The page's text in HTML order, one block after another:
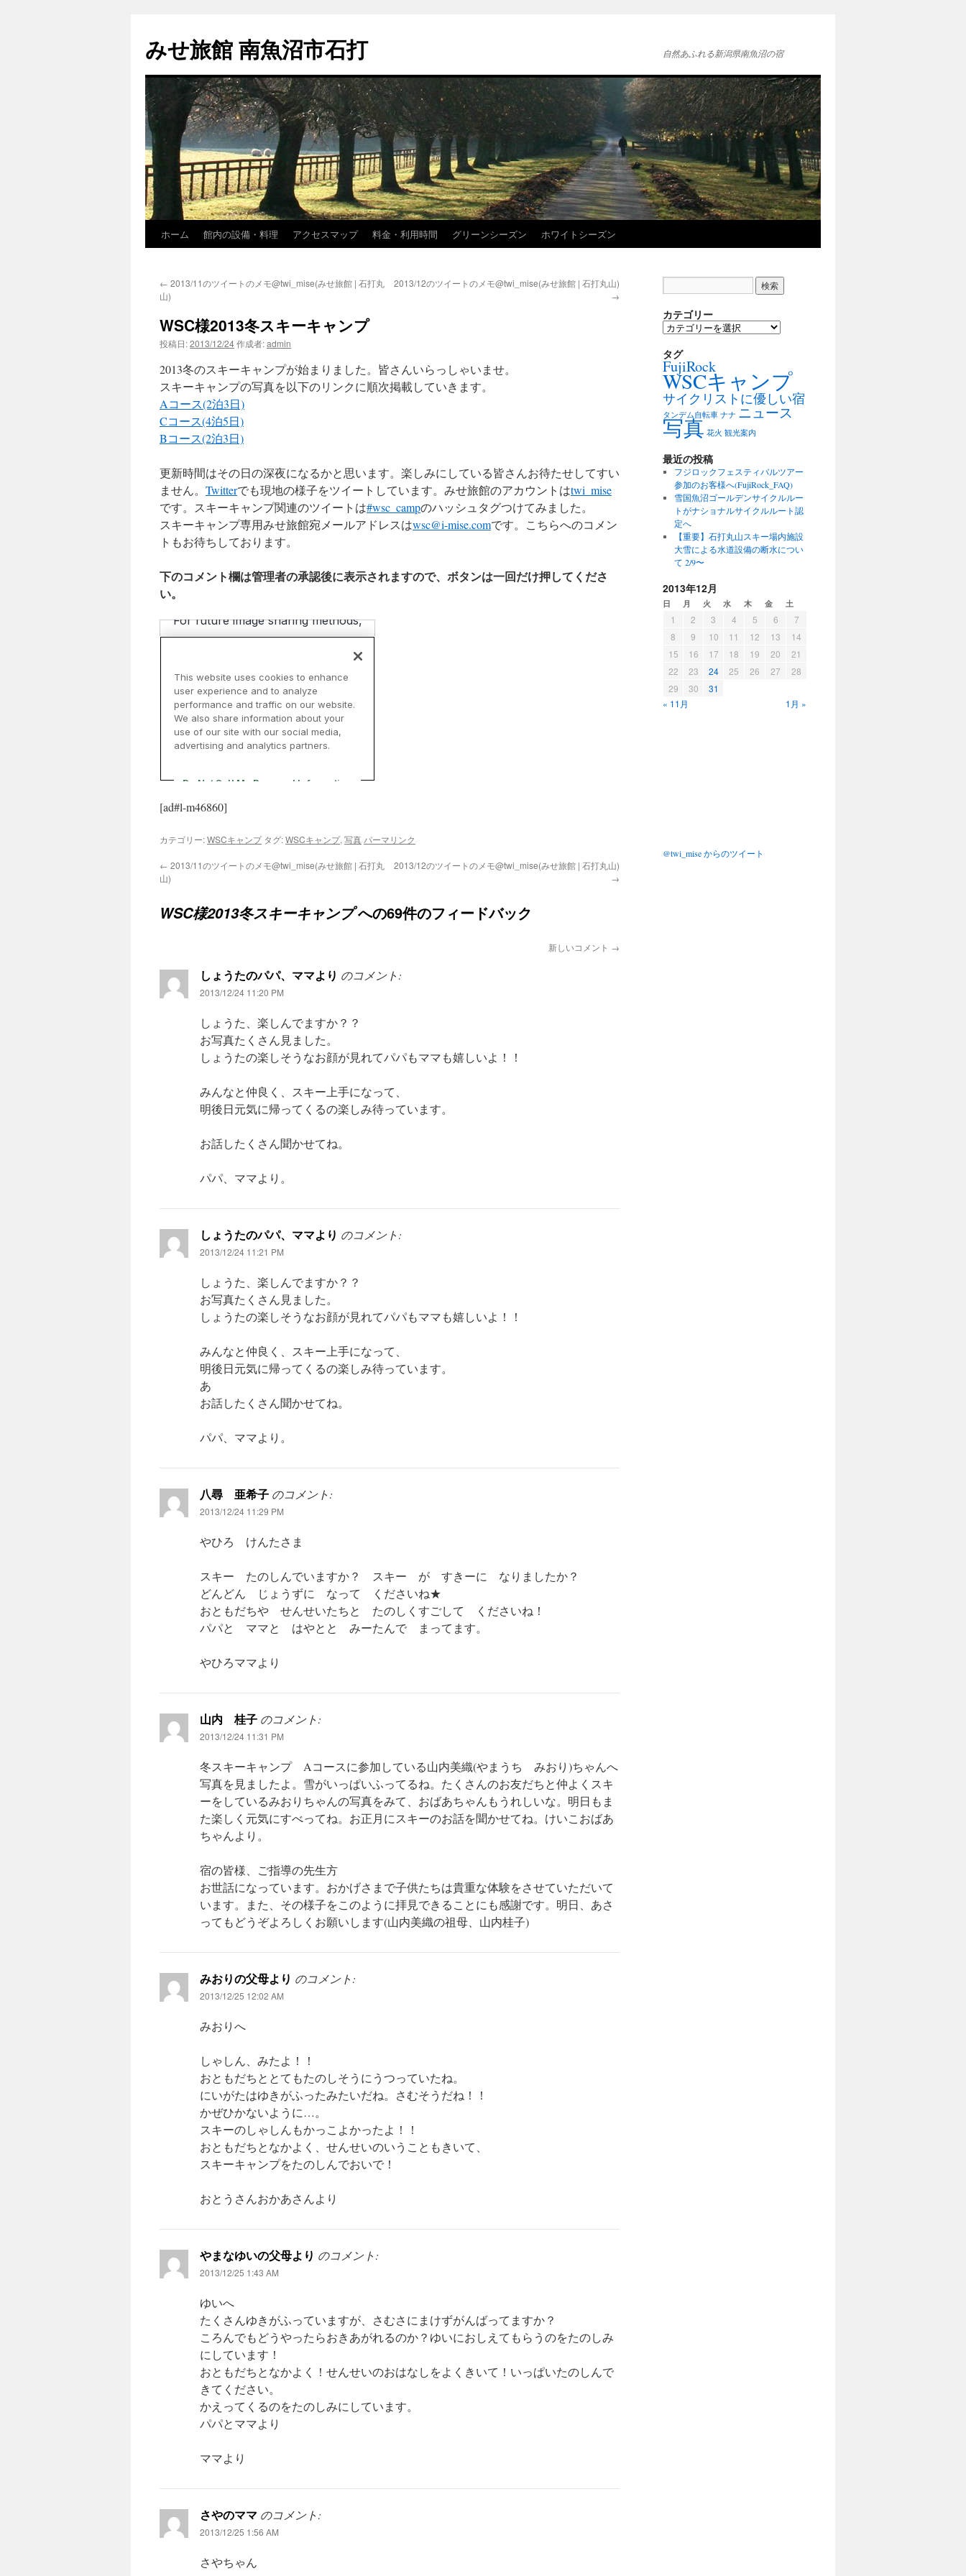
テ
ン
ス
キ
ッ
プ
みせ旅館 南魚沼市石打 自然あふれる新潟県南魚沼の宿
ホーム 館内の設備・料理 アクセスマップ 料金・利用時間 グリーンシーズン ホワイトシーズン
← 2013/11のツイートのメモ@twi_mise(みせ旅館 | 石打丸
山)
2013/12のツイートのメモ@twi_mise(みせ旅館 | 石打丸山)
→
WSC様2013冬スキーキャンプ
投稿日:2013/12/24作成者:admin
2013冬のスキーキャンプが始まりました。皆さんいらっしゃいませ。
スキーキャンプの写真を以下のリンクに順次掲載していきます。
Aコース(2泊3日)
Cコース(4泊5日)
Bコース(2泊3日)
更新時間はその日の深夜になるかと思います。楽しみにしている皆さんお待たせしてすい
ません。 Twitterでも現地の様子をツイートしています。みせ旅館のアカウントはtwi_mise
です。スキーキャンプ関連のツイートは#wsc_campのハッシュタグつけてみました。
スキーキャンプ専用みせ旅館宛メールアドレスはwsc@i-mise.comです。こちらへのコメン
トもお待ちしております。
下のコメント欄は管理者の承認後に表示されますので、ボタンは一回だけ押してくださ
い。
[ad#l-m46860]
カテゴリー:WSCキャンプタグ:WSCキャンプ, 写真 パーマリンク
← 2013/11のツイートのメモ@twi_mise(みせ旅館 | 石打丸
山)
2013/12のツイートのメモ@twi_mise(みせ旅館 | 石打丸山)
→
WSC様2013冬スキーキャンプへの69件のフィードバック
新しいコメント →
しょうたのパパ、ママより のコメント:
2013/12/24 11:20 PM
しょうた、楽しんでますか？？
お写真たくさん見ました。
しょうたの楽しそうなお顔が見れてパパもママも嬉しいよ！！
みんなと仲良く、スキー上手になって、
明後日元気に帰ってくるの楽しみ待っています。
お話したくさん聞かせてね。
パパ、ママより。
しょうたのパパ、ママより のコメント:
2013/12/24 11:21 PM
しょうた、楽しんでますか？？
お写真たくさん見ました。
しょうたの楽しそうなお顔が見れてパパもママも嬉しいよ！！
みんなと仲良く、スキー上手になって、
明後日元気に帰ってくるの楽しみ待っています。
あ
お話したくさん聞かせてね。
パパ、ママより。
八尋 亜希子 のコメント:
2013/12/24 11:29 PM
やひろ けんたさま
スキー たのしんでいますか？ スキー が すきーに なりましたか？
どんどん じょうずに なって くださいね★
おともだちや せんせいたちと たのしくすごして くださいね！
パパと ママと はやとと みーたんで まってます。
やひろママより
山内 桂子 のコメント:
2013/12/24 11:31 PM
冬スキーキャンプ Aコースに参加している山内美織(やまうち みおり)ちゃんへ
写真を見ましたよ。雪がいっぱいふってるね。たくさんのお友だちと仲よくスキ
ーをしているみおりちゃんの写真をみて、おばあちゃんもうれしいな。明日もま
た楽しく元気にすべってね。お正月にスキーのお話を聞かせてね。けいこおばあ
ちゃんより。
宿の皆様、ご指導の先生方
お世話になっています。おかげさまで子供たちは貴重な体験をさせていただいて
います。また、その様子をこのように拝見できることにも感謝です。明日、あさ
ってもどうぞよろしくお願いします(山内美織の祖母、山内桂子)
みおりの父母より のコメント:
2013/12/25 12:02 AM
みおりへ
しゃしん、みたよ！！
おともだちととてもたのしそうにうつっていたね。
にいがたはゆきがふったみたいだね。さむそうだね！！
かぜひかないように…。
スキーのしゃしんもかっこよかったよ！！
おともだちとなかよく、せんせいのいうこともきいて、
スキーキャンプをたのしんでおいで！
おとうさんおかあさんより
やまなゆいの父母より のコメント:
2013/12/25 1:43 AM
ゆいへ
たくさんゆきがふっていますが、さむさにまけずがんばってますか？
ころんでもどうやったらおきあがれるのか？ゆいにおしえてもらうのをたのしみ
にしています！
おともだちとなかよく！せんせいのおはなしをよくきいて！いっぱいたのしんで
きてください。
かえってくるのをたのしみにしています。
パパとママより
ママより
さやのママ のコメント:
2013/12/25 1:56 AM
さやちゃん
カテゴリー
カ
ゴ
リ
ー
タグ
FujiRock
WSCキャンプ
サイクリストに優しい宿
タンデム自転車 ナナ ニュース
写真 花火 観光案内
最近の投稿
フジロックフェスティバルツアー
参加のお客様へ(FujiRock_FAQ)
雪国魚沼ゴールデンサイクルルー
トがナショナルサイクルルート認
定へ
【重要】石打丸山スキー場内施設
大雪による水道設備の断水につい
て 2/9〜
2013年12月
日 月 火 水 木 金 土
1 2 3 4 5 6
7
8
9 10 11 12 13
14
15
16 17 18 19 20
21
22
23 24 25 26 27
28
29
30
31
« 11月
1月 »
@twi_mise からのツイート